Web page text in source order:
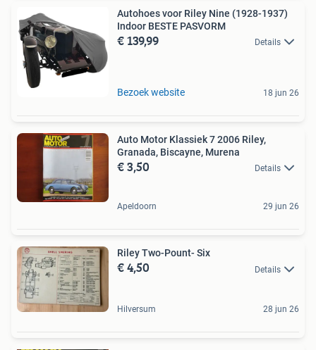
Autohoes voor Riley Nine (1928-1937)
Indoor BESTE PASVORM
€ 139,99 Details
Bezoek website 18 jun 26
Auto Motor Klassiek 7 2006 Riley,
Granada, Biscayne, Murena
€ 3,50 Details
Apeldoorn 29 jun 26
Riley Two-Pount- Six
€ 4,50 Details
Hilversum 28 jun 26